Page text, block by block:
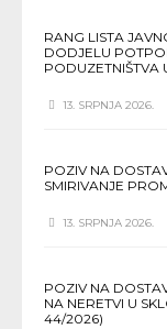
RANG LISTA
DODJELU
PODUZETNIŠTVA
13. SRPNJA 2026.
POZIV NA
SMIRIVANJE
13. SRPNJA 2026.
POZIV NA
NA NERETVI U
44/2026)